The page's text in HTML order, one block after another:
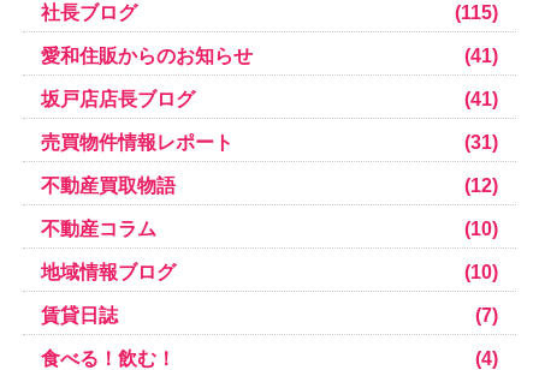
社長ブログ (115)
愛和住販からのお知らせ (41)
坂戸店店長ブログ (41)
売買物件情報レポート (31)
不動産買取物語 (12)
不動産コラム (10)
地域情報ブログ (10)
賃貸日誌 (7)
食べる！飲む！ (4)